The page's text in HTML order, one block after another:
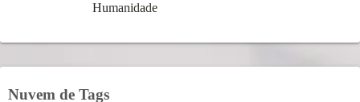
Humanidade
Nuvem de Tags